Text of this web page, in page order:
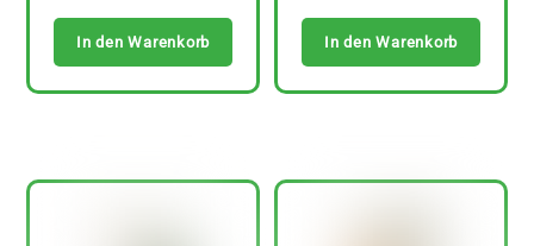
In den Warenkorb In den Warenkorb